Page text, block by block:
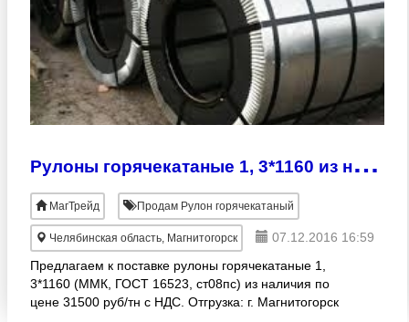
Р
улоны горячекатаные 1, 3*1160 из наличия
МагТрейд Продам Рулон горячекатаный
Челябинская область, Магнитогорск
07.12.2016 16:59
Предлагаем к поставке рулоны горячекатаные 1,
3*1160 (ММК, ГОСТ 16523, ст08пс) из наличия по
цене 31500 руб/тн с НДС. Отгрузка: г. Магнитогорск